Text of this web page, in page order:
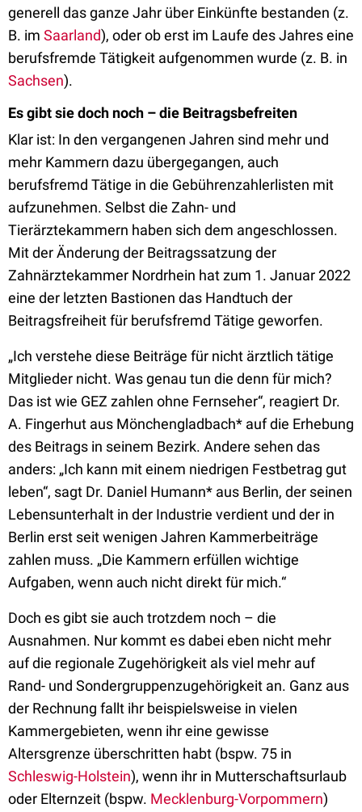
generell das ganze Jahr über Einkünfte bestanden (z.
B. im Saarland), oder ob erst im Laufe des Jahres eine
berufsfremde Tätigkeit aufgenommen wurde (z. B. in
Sachsen).
Es gibt sie doch noch – die Beitragsbefreiten
Klar ist: In den vergangenen Jahren sind mehr und
mehr Kammern dazu übergegangen, auch
berufsfremd Tätige in die Gebührenzahlerlisten mit
aufzunehmen. Selbst die Zahn- und
Tierärztekammern haben sich dem angeschlossen.
Mit der Änderung der Beitragssatzung der
Zahnärztekammer Nordrhein hat zum 1. Januar 2022
eine der letzten Bastionen das Handtuch der
Beitragsfreiheit für berufsfremd Tätige geworfen.
„Ich verstehe diese Beiträge für nicht ärztlich tätige
Mitglieder nicht. Was genau tun die denn für mich?
Das ist wie GEZ zahlen ohne Fernseher“, reagiert Dr.
A. Fingerhut aus Mönchengladbach* auf die Erhebung
des Beitrags in seinem Bezirk. Andere sehen das
anders: „Ich kann mit einem niedrigen Festbetrag gut
leben“, sagt Dr. Daniel Humann* aus Berlin, der seinen
Lebensunterhalt in der Industrie verdient und der in
Berlin erst seit wenigen Jahren Kammerbeiträge
zahlen muss. „Die Kammern erfüllen wichtige
Aufgaben, wenn auch nicht direkt für mich.“
Doch es gibt sie auch trotzdem noch – die
Ausnahmen. Nur kommt es dabei eben nicht mehr
auf die regionale Zugehörigkeit als viel mehr auf
Rand- und Sondergruppenzugehörigkeit an. Ganz aus
der Rechnung fallt ihr beispielsweise in vielen
Kammergebieten, wenn ihr eine gewisse
Altersgrenze überschritten habt (bspw. 75 in
Schleswig-Holstein), wenn ihr in Mutterschaftsurlaub
oder Elternzeit (bspw. Mecklenburg-Vorpommern)